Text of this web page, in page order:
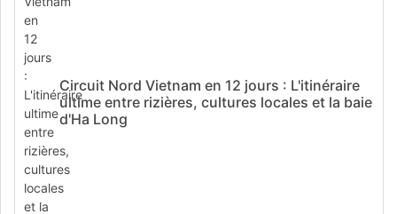
Circuit Nord Vietnam en 12 jours : L'itinéraire
ultime entre rizières, cultures locales et la baie
d'Ha Long